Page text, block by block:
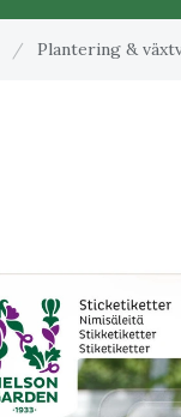
/ Plantering &